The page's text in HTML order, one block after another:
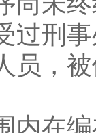
刑事
员，
在编